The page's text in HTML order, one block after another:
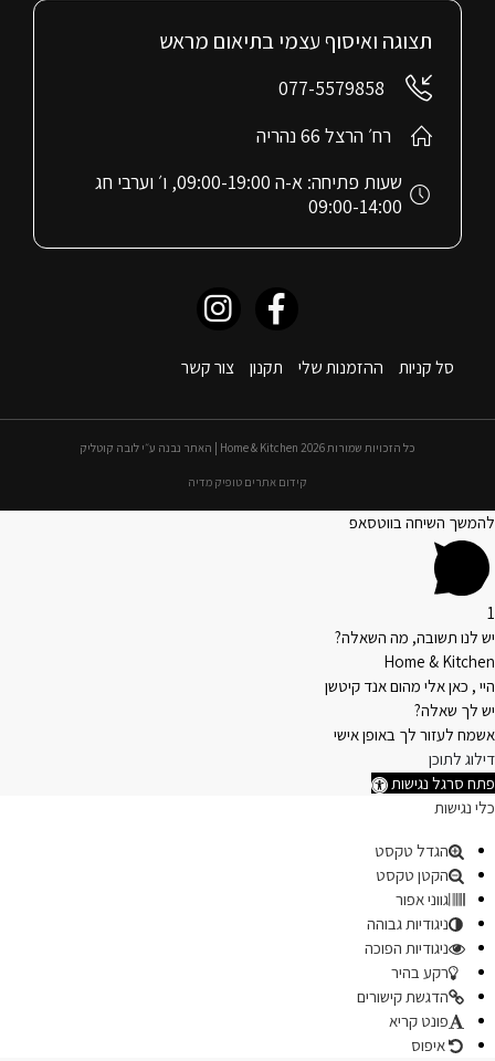
סל קניות ההזמנות שלי תקנון צור קשר
תצוגה ואיסוף עצמי בתיאום מראש
077-5579858
רח׳ הרצל 66 נהריה
שעות פתיחה: א-ה 09:00-19:00, ו׳ וערבי חג
09:00-14:00
כל הזכויות שמורות 2026 Home & Kitchen | האתר נבנה ע״י לובה קוטליק
קידום אתרים טופיק מדיה
להמשך השיחה בווטסאפ
1
יש לנו תשובה, מה השאלה?
Home & Kitchen
היי , כאן אלי מהום אנד קיטשן
יש לך שאלה?
אשמח לעזור לך באופן אישי
דילוג לתוכן
פתח סרגל נגישות
כלי נגישות
הגדל טקסט
הקטן טקסט
גווני אפור
ניגודיות גבוהה
ניגודיות הפוכה
רקע בהיר
הדגשת קישורים
פונט קריא
איפוס